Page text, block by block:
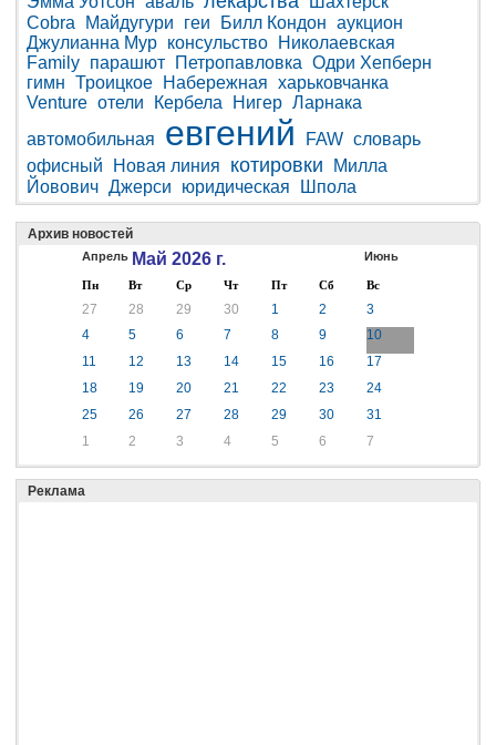
Cobra
Майдугури геи Билл Кондон аукцион
Джулианна Мур консульство
Николаевская
Family парашют Петропавловка Одри Хепберн
гимн Троицкое Набережная харьковчанка
Venture отели Кербела Нигер Ларнака
автомобильная
евгений FAW словарь
офисный
Новая линия котировки
Милла
Йовович Джерси юридическая Шпола
Архив новостей
Апрель Май 2026 г. Июнь
Пн Вт Ср Чт Пт Сб Вс
27 28 29 30 1 2
3
4
5 6 7 8 9
10
11
12 13 14 15 16
17
18
19 20 21 22 23
24
25
26 27 28 29 30
31
1
2 3 4 5 6 7
Реклама